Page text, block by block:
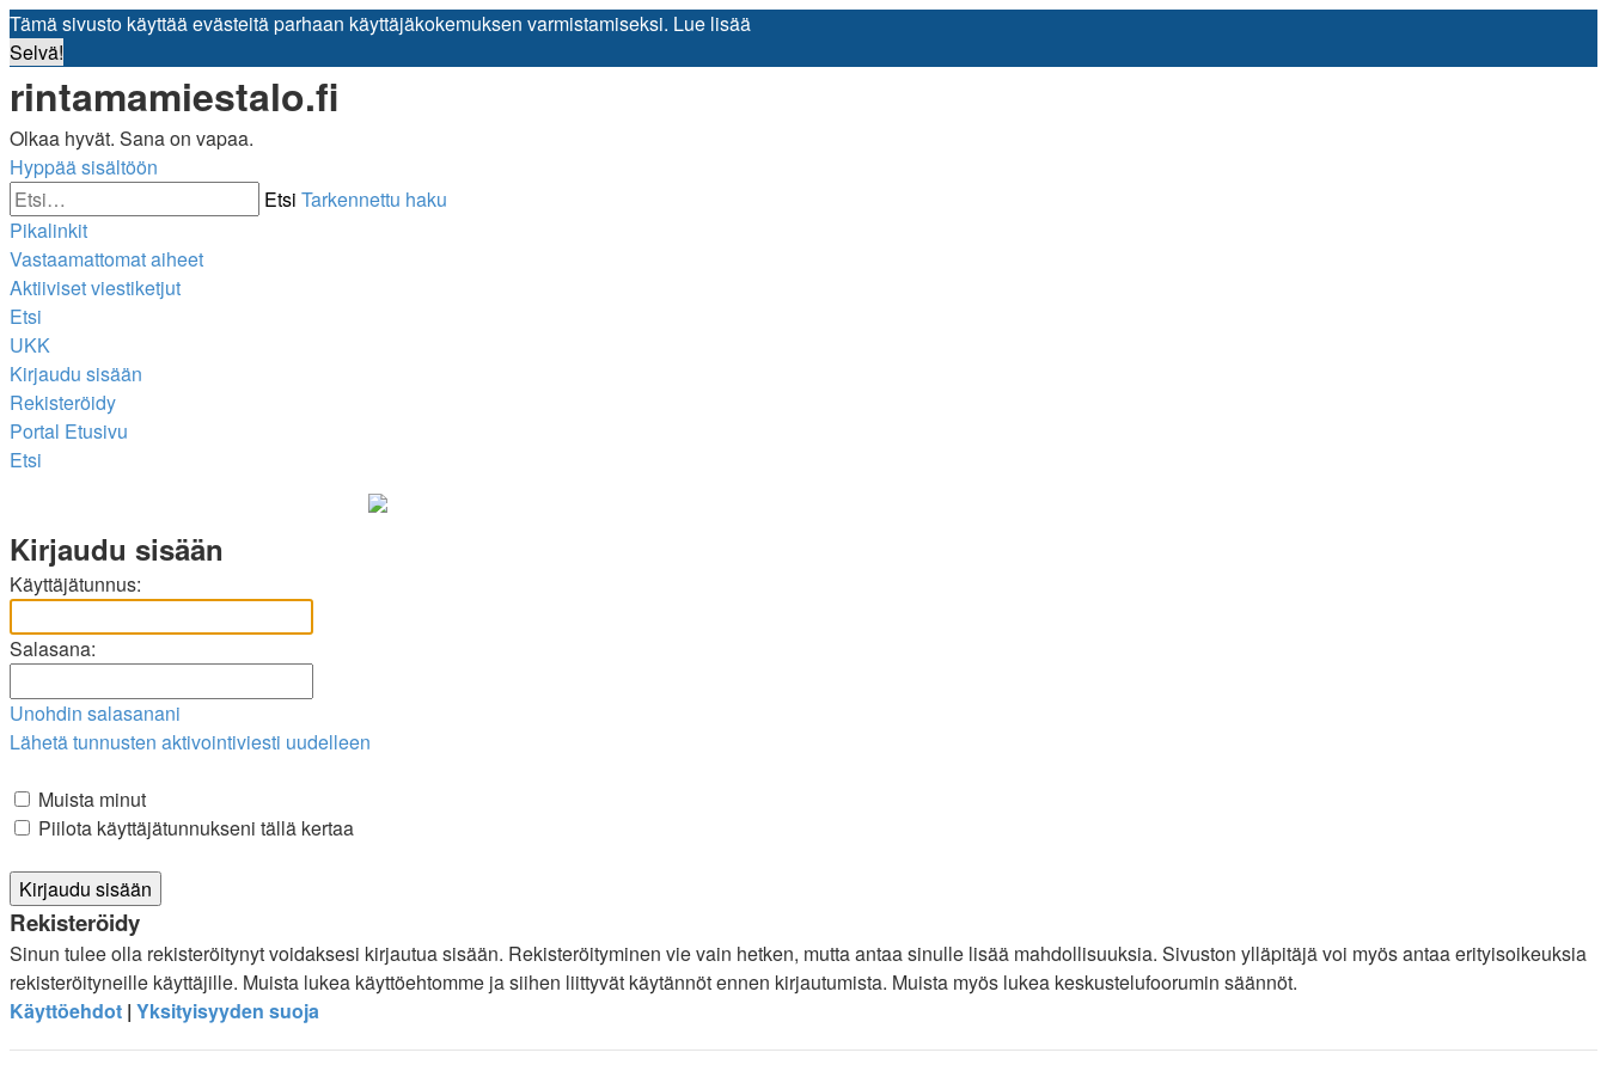
Tämä sivusto käyttää evästeitä parhaan käyttäjäkokemuksen varmistamiseksi. Lue lisää
Selvä!
rintamamiestalo.fi
Olkaa hyvät. Sana on vapaa.
Hyppää sisältöön
Etsi Tarkennettu haku
Pikalinkit
Vastaamattomat aiheet
Aktiiviset viestiketjut
Etsi
UKK
Kirjaudu sisään
Rekisteröidy
Portal Etusivu
Etsi
Kirjaudu sisään
Käyttäjätunnus:
Salasana:
Unohdin salasanani
Lähetä tunnusten aktivointiviesti uudelleen
Muista minut
Piilota käyttäjätunnukseni tällä kertaa
Rekisteröidy
Sinun tulee olla rekisteröitynyt voidaksesi kirjautua sisään. Rekisteröityminen vie vain hetken, mutta antaa sinulle lisää mahdollisuuksia. Sivuston ylläpitäjä voi myös antaa erityisoikeuksia
rekisteröityneille käyttäjille. Muista lukea käyttöehtomme ja siihen liittyvät käytännöt ennen kirjautumista. Muista myös lukea keskustelufoorumin säännöt.
Käyttöehdot | Yksityisyyden suoja